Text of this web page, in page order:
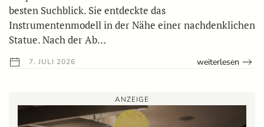
besten Suchblick. Sie entdeckte das
Instrumentenmodell in der Nähe einer nachdenklichen
Statue. Nach der Ab…
7. JULI 2026 weiterlesen
ANZEIGE